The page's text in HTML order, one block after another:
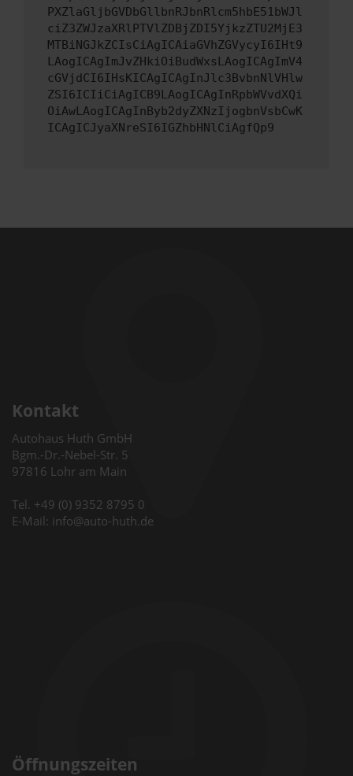
PXZlaGljbGVDbGllbnRJbnRlcm5hbE51bWJl
ciZ3ZWJzaXRlPTVlZDBjZDI5YjkzZTU2MjE3
MTBiNGJkZCIsCiAgICAiaGVhZGVycyI6IHt9
LAogICAgImJvZHkiOiBudWxsLAogICAgImV4
cGVjdCI6IHsKICAgICAgInJlc3BvbnNlVHlw
ZSI6ICIiCiAgICB9LAogICAgInRpbWVvdXQi
OiAwLAogICAgInByb2dyZXNzIjogbnVsbCwK
ICAgICJyaXNreSI6IGZhbHNlCiAgfQp9
Kontakt
Autohaus Huth GmbH
Bgm.-Dr.-Nebel-Str. 5
97816 Lohr am Main
Tel. +49 (0) 9352 8795 0
E-Mail: info@auto-huth.de
Öffnungszeiten